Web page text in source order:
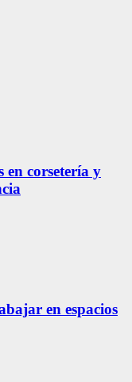
en corsetería y
en espacios